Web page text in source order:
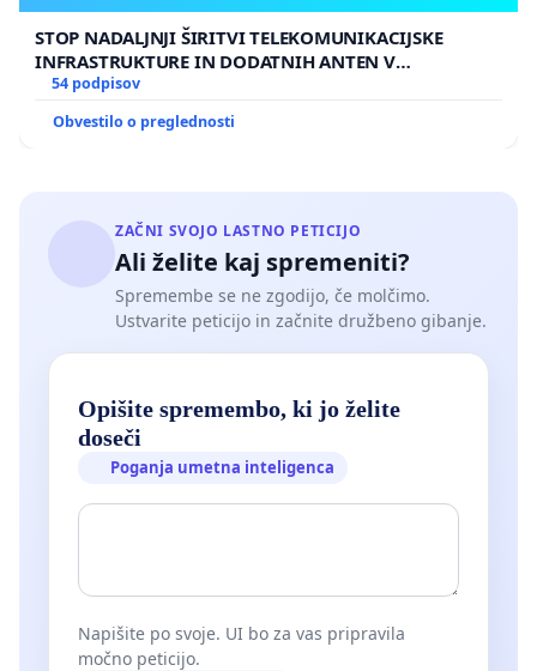
STOP NADALJNJI ŠIRITVI TELEKOMUNIKACIJSKE
INFRASTRUKTURE IN DODATNIH ANTEN V
GRADIŠČAKU
54 podpisov
Obvestilo o preglednosti
ZAČNI SVOJO LASTNO PETICIJO
Ali želite kaj spremeniti?
Spremembe se ne zgodijo, če molčimo.
Ustvarite peticijo in začnite družbeno gibanje.
Opišite spremembo, ki jo želite
doseči
Poganja umetna inteligenca
Napišite po svoje. UI bo za vas pripravila
močno peticijo.